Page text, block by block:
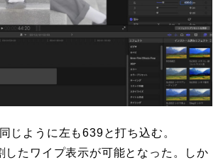
じように左も639と打ち込む。
したワイプ表示が可能となった。しか